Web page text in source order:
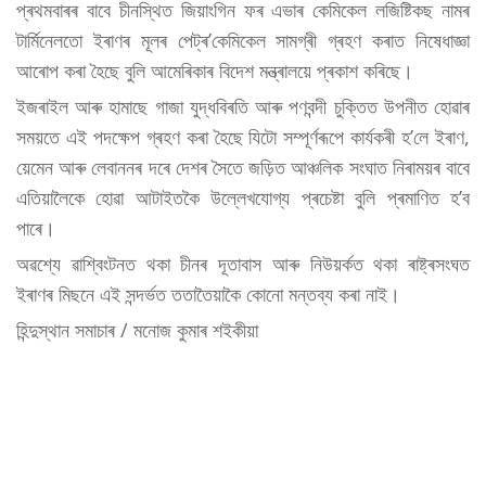
প্ৰথমবাৰৰ বাবে চীনস্থিত জিয়াংগিন ফৰ এভাৰ কেমিকেল লজিষ্টিকছ নামৰ
টাৰ্মিনেলতো ইৰাণৰ মূলৰ পেট্ৰ’কেমিকেল সামগ্ৰী গ্ৰহণ কৰাত নিষেধাজ্ঞা
আৰোপ কৰা হৈছে বুলি আমেৰিকাৰ বিদেশ মন্ত্ৰালয়ে প্ৰকাশ কৰিছে।
ইজৰাইল আৰু হামাছে গাজা যুদ্ধবিৰতি আৰু পণবন্দী চুক্তিত উপনীত হোৱাৰ
সময়তে এই পদক্ষেপ গ্ৰহণ কৰা হৈছে যিটো সম্পূৰ্ণৰূপে কাৰ্যকৰী হ’লে ইৰাণ,
য়েমেন আৰু লেবাননৰ দৰে দেশৰ সৈতে জড়িত আঞ্চলিক সংঘাত নিৰাময়ৰ বাবে
এতিয়ালৈকে হোৱা আটাইতকৈ উল্লেখযোগ্য প্ৰচেষ্টা বুলি প্ৰমাণিত হ’ব
পাৰে।
অৱশ্যে ৱাশ্বিংটনত থকা চীনৰ দূতাবাস আৰু নিউয়ৰ্কত থকা ৰাষ্ট্ৰসংঘত
ইৰাণৰ মিছনে এই সন্দৰ্ভত ততাতৈয়াকৈ কোনো মন্তব্য কৰা নাই।
হিন্দুস্থান সমাচাৰ / মনোজ কুমাৰ শইকীয়া